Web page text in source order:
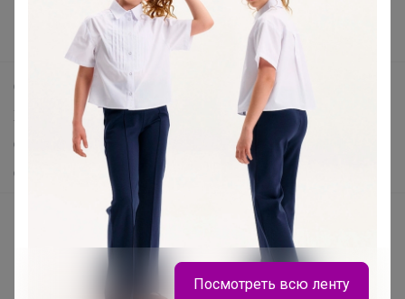
Поддержка альпак
Самое выгодное
Хиты продаж
Самое желанное
Самое быстрое
Начать зарабатывать с 24-ok
Picabox.ru - Лучшее место для ваших изображений
Розыгрыш - Генератор случайных чисел
Посмотреть всю ленту